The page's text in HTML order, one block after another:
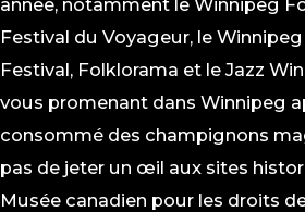
Festival du Voyageur, le
Festival, Folklorama et le Jazz
vous promenant dans Winnipeg
consommé des champignons
pas de jeter un œil aux sites
Musée canadien pour les droits